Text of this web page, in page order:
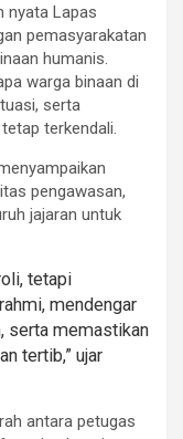
nyata Lapas
pemasyarakatan
humanis.
warga binaan di
serta
terkendali.
pengawasan,
jajaran untuk
tetapi
mendengar
serta memastikan
tertib,” ujar
antara petugas